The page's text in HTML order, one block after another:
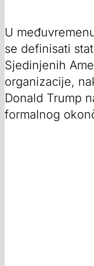
U
se definisati
Sjedinjenih
organizacije,
Donald Trump
formalnog